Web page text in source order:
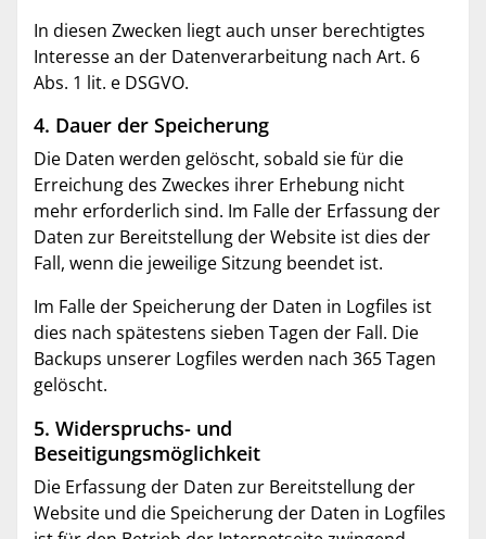
In diesen Zwecken liegt auch unser berechtigtes
Interesse an der Datenverarbeitung nach Art. 6
Abs. 1 lit. e DSGVO.
4. Dauer der Speicherung
Die Daten werden gelöscht, sobald sie für die
Erreichung des Zweckes ihrer Erhebung nicht
mehr erforderlich sind. Im Falle der Erfassung der
Daten zur Bereitstellung der Website ist dies der
Fall, wenn die jeweilige Sitzung beendet ist.
Im Falle der Speicherung der Daten in Logfiles ist
dies nach spätestens sieben Tagen der Fall. Die
Backups unserer Logfiles werden nach 365 Tagen
gelöscht.
5. Widerspruchs- und
Beseitigungsmöglichkeit
Die Erfassung der Daten zur Bereitstellung der
Website und die Speicherung der Daten in Logfiles